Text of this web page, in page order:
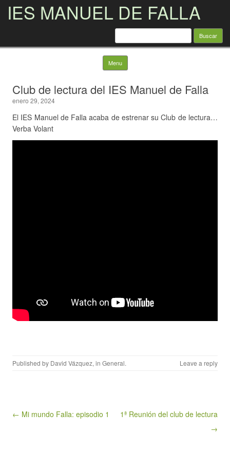
IES MANUEL DE FALLA
Buscar:
Menu Skip to content
Club de lectura del IES Manuel de Falla
enero 29, 2024
El IES Manuel de Falla acaba de estrenar su Club de lectura…
Verba Volant
Published by David Vázquez, in General. Leave a reply
Post navigation
← Mi mundo Falla: episodio 1
1ª Reunión del club de lectura
→